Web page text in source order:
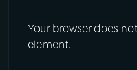
Your browser does
element.